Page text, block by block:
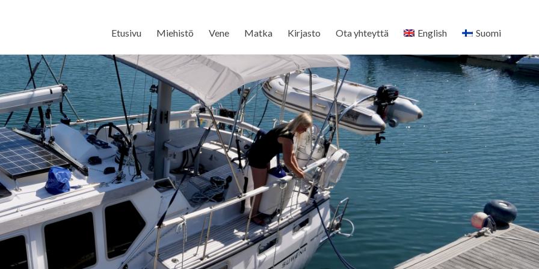
Etusivu Miehistö Vene Matka Kirjasto Ota yhteyttä English Suomi